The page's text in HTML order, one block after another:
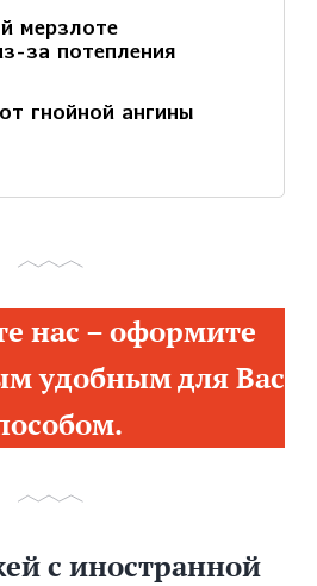
мерзлоте
за потепления
гнойной ангины
нас – оформите
удобным для Вас
с иностранной